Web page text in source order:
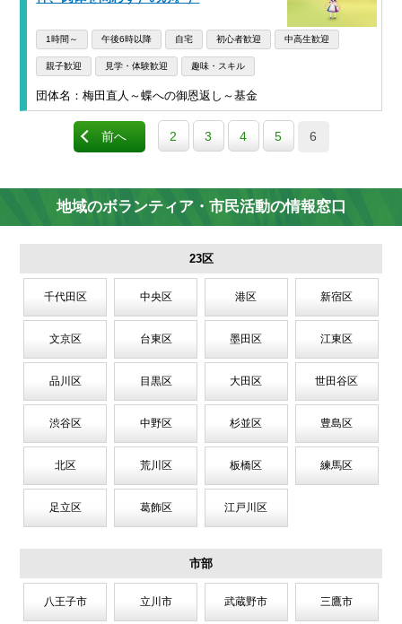
1時間～ 午後6時以降 自宅 初心者歓迎 中高生歓迎
親子歓迎 見学・体験歓迎 趣味・スキル
団体名：梅田直人～蝶への御恩返し～基金
前へ 2 3 4 5 6
地域のボランティア・市民活動の情報窓口
23区
千代田区 中央区 港区 新宿区
文京区 台東区 墨田区 江東区
品川区 目黒区 大田区 世田谷区
渋谷区 中野区 杉並区 豊島区
北区 荒川区 板橋区 練馬区
足立区 葛飾区 江戸川区
市部
八王子市 立川市 武蔵野市 三鷹市